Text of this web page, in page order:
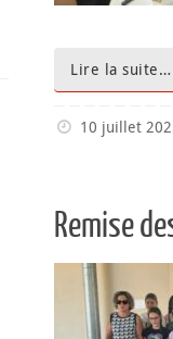
Lire la suite…
10 juillet
Remise